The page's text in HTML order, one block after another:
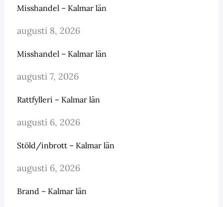
Misshandel – Kalmar län
augusti 8, 2026
Misshandel – Kalmar län
augusti 7, 2026
Rattfylleri – Kalmar län
augusti 6, 2026
Stöld/inbrott – Kalmar län
augusti 6, 2026
Brand – Kalmar län